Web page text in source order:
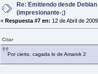
Re: Emitiendo desde
(impresionante-;)
« Respuesta #7 en: 12 de Abril de
Citar
Por cierto, cagada lo de Amarok 2